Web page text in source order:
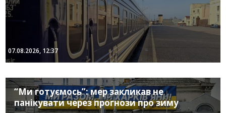
07.08.2026, 12:37
“Ми готуємось”: мер закликав не
панікувати через прогнози про зиму